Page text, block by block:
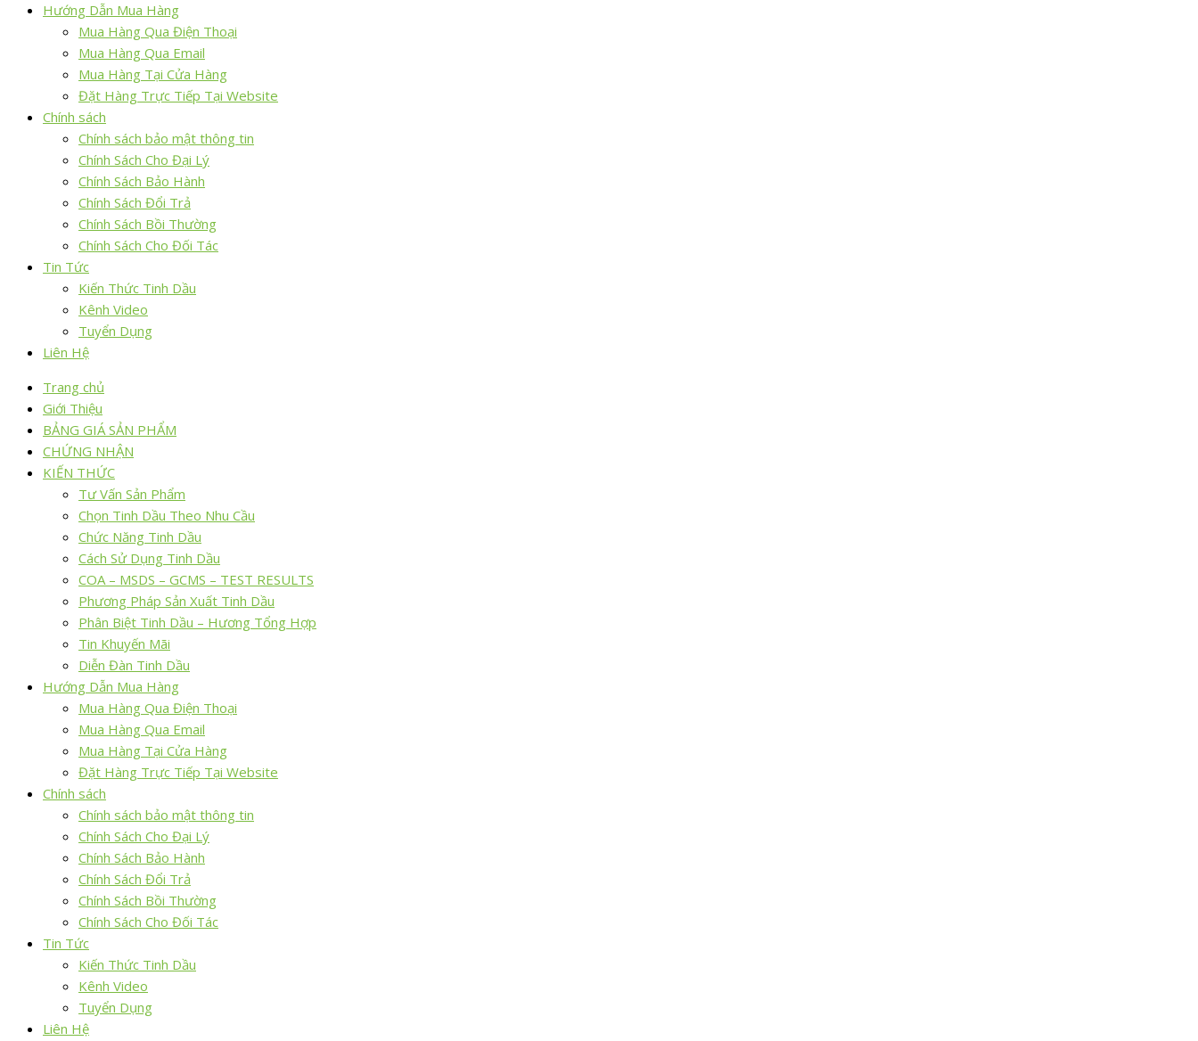
Hướng Dẫn Mua Hàng
Mua Hàng Qua Điện Thoại
Mua Hàng Qua Email
Mua Hàng Tại Cửa Hàng
Đặt Hàng Trực Tiếp Tại Website
Chính sách
Chính sách bảo mật thông tin
Chính Sách Cho Đại Lý
Chính Sách Bảo Hành
Chính Sách Đổi Trả
Chính Sách Bồi Thường
Chính Sách Cho Đối Tác
Tin Tức
Kiến Thức Tinh Dầu
Kênh Video
Tuyển Dụng
Liên Hệ
Trang chủ
Giới Thiệu
BẢNG GIÁ SẢN PHẨM
CHỨNG NHẬN
KIẾN THỨC
Tư Vấn Sản Phẩm
Chọn Tinh Dầu Theo Nhu Cầu
Chức Năng Tinh Dầu
Cách Sử Dụng Tinh Dầu
COA – MSDS – GCMS – TEST RESULTS
Phương Pháp Sản Xuất Tinh Dầu
Phân Biệt Tinh Dầu – Hương Tổng Hợp
Tin Khuyến Mãi
Diễn Đàn Tinh Dầu
Hướng Dẫn Mua Hàng
Mua Hàng Qua Điện Thoại
Mua Hàng Qua Email
Mua Hàng Tại Cửa Hàng
Đặt Hàng Trực Tiếp Tại Website
Chính sách
Chính sách bảo mật thông tin
Chính Sách Cho Đại Lý
Chính Sách Bảo Hành
Chính Sách Đổi Trả
Chính Sách Bồi Thường
Chính Sách Cho Đối Tác
Tin Tức
Kiến Thức Tinh Dầu
Kênh Video
Tuyển Dụng
Liên Hệ